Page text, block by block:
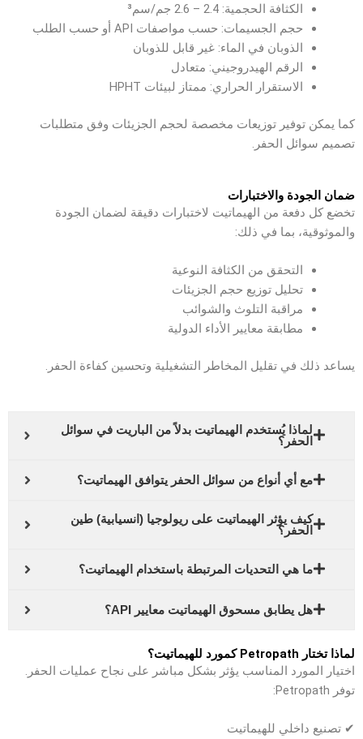
الكثافة الحجمية: 2.4 – 2.6 جم/سم³
حجم الجسيمات: حسب مواصفات API أو حسب الطلب
الذوبان في الماء: غير قابل للذوبان
الرقم الهيدروجيني: متعادل
الاستقرار الحراري: ممتاز لبيئات HPHT
كما يمكن توفير توزيعات مخصصة لحجم الجزيئات وفق متطلبات
تصميم سوائل الحفر.
ضمان الجودة والاختبارات
تخضع كل دفعة من الهيماتيت لاختبارات دقيقة لضمان الجودة
والموثوقية، بما في ذلك:
التحقق من الكثافة النوعية
تحليل توزيع حجم الجزيئات
مراقبة التلوث والشوائب
مطابقة معايير الأداء الدولية
يساعد ذلك في تقليل المخاطر التشغيلية وتحسين كفاءة الحفر.
لماذا يُستخدم الهيماتيت بدلاً من الباريت في سوائل
الحفر؟
مع أي أنواع من سوائل الحفر يتوافق الهيماتيت؟
كيف يؤثر الهيماتيت على ريولوجيا (انسيابية) طين
الحفر؟
ما هي التحديات المرتبطة باستخدام الهيماتيت؟
هل يطابق مسحوق الهيماتيت معايير API؟
لماذا تختار Petropath كمورد للهيماتيت؟
اختيار المورد المناسب يؤثر بشكل مباشر على نجاح عمليات الحفر.
توفر Petropath:
✔ تصنيع داخلي للهيماتيت